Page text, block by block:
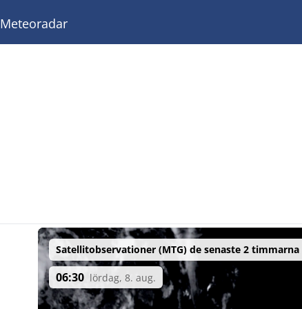
Meteoradar
Satellitobservationer (MTG) de senaste 2 timmarna
06:30 lördag, 8. aug.